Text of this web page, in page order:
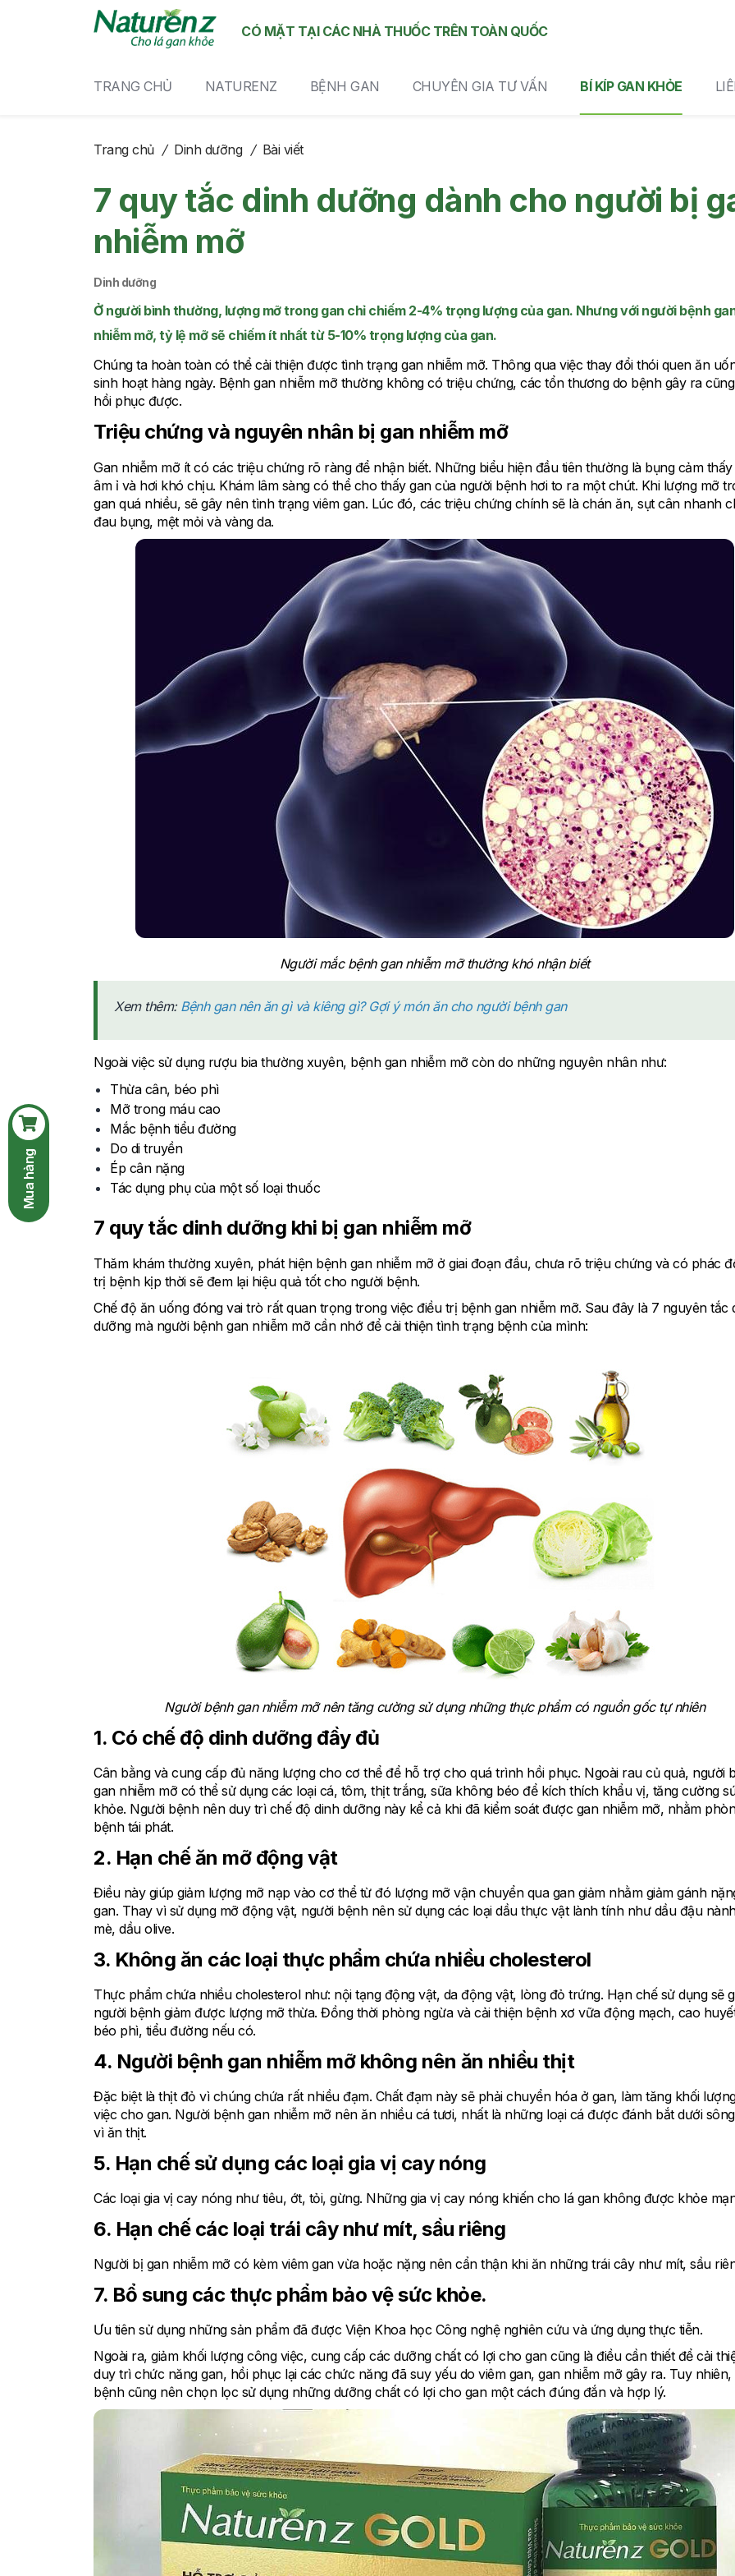
CÓ MẶT TẠI CÁC NHÀ THUỐC TRÊN TOÀN QUỐC
TRANG CHỦ NATURENZ BỆNH GAN CHUYÊN GIA TƯ VẤN BÍ KÍP GAN KHỎE
Mua hàng
Trang chủ / Dinh dưỡng / Bài viết
7 quy tắc dinh dưỡng dành cho người bị
nhiễm mỡ
Dinh dưỡng
Ở người bình thường, lượng mỡ trong gan chỉ chiếm 2-4% trọng lượng của gan. Nhưng với người bệnh
nhiễm mỡ, tỷ lệ mỡ sẽ chiếm ít nhất từ 5-10% trọng lượng của gan.
Chúng ta hoàn toàn có thể cải thiện được tình trạng gan nhiễm mỡ. Thông qua việc thay đổi thói quen ăn
sinh hoạt hàng ngày. Bệnh gan nhiễm mỡ thường không có triệu chứng, các tổn thương do bệnh gây ra
hồi phục được.
Triệu chứng và nguyên nhân bị gan nhiễm mỡ
Gan nhiễm mỡ ít có các triệu chứng rõ ràng để nhận biết. Những biểu hiện đầu tiên thường là bụng cảm
âm ỉ và hơi khó chịu. Khám lâm sàng có thể cho thấy gan của người bệnh hơi to ra một chút. Khi lượng mỡ
gan quá nhiều, sẽ gây nên tình trạng viêm gan. Lúc đó, các triệu chứng chính sẽ là chán ăn, sụt cân nhanh
đau bụng, mệt mỏi và vàng da.
Người mắc bệnh gan nhiễm mỡ thường khó nhận biết
Xem thêm: Bệnh gan nên ăn gì và kiêng gì? Gợi ý món ăn cho người bệnh gan
Ngoài việc sử dụng rượu bia thường xuyên, bệnh gan nhiễm mỡ còn do những nguyên nhân như:
Thừa cân, béo phì
Mỡ trong máu cao
Mắc bệnh tiểu đường
Do di truyền
Ép cân nặng
Tác dụng phụ của một số loại thuốc
7 quy tắc dinh dưỡng khi bị gan nhiễm mỡ
Thăm khám thường xuyên, phát hiện bệnh gan nhiễm mỡ ở giai đoạn đầu, chưa rõ triệu chứng và có phác
trị bệnh kịp thời sẽ đem lại hiệu quả tốt cho người bệnh.
Chế độ ăn uống đóng vai trò rất quan trọng trong việc điều trị bệnh gan nhiễm mỡ. Sau đây là 7 nguyên tắc
dưỡng mà người bệnh gan nhiễm mỡ cần nhớ để cải thiện tình trạng bệnh của mình:
Người bệnh gan nhiễm mỡ nên tăng cường sử dụng những thực phẩm có nguồn gốc tự nhiên
1. Có chế độ dinh dưỡng đầy đủ
Cân bằng và cung cấp đủ năng lượng cho cơ thể để hỗ trợ cho quá trình hồi phục. Ngoài rau củ quả, người
gan nhiễm mỡ có thể sử dụng các loại cá, tôm, thịt trắng, sữa không béo để kích thích khẩu vị, tăng cường
khỏe. Người bệnh nên duy trì chế độ dinh dưỡng này kể cả khi đã kiểm soát được gan nhiễm mỡ, nhằm
bệnh tái phát.
2. Hạn chế ăn mỡ động vật
Điều này giúp giảm lượng mỡ nạp vào cơ thể từ đó lượng mỡ vận chuyển qua gan giảm nhằm giảm gánh
gan. Thay vì sử dụng mỡ động vật, người bệnh nên sử dụng các loại dầu thực vật lành tính như dầu đậu
mè, dầu olive.
3. Không ăn các loại thực phẩm chứa nhiều cholesterol
Thực phẩm chứa nhiều cholesterol như: nội tạng động vật, da động vật, lòng đỏ trứng. Hạn chế sử dụng sẽ
người bệnh giảm được lượng mỡ thừa. Đồng thời phòng ngừa và cải thiện bệnh xơ vữa động mạch, cao
béo phì, tiểu đường nếu có.
4. Người bệnh gan nhiễm mỡ không nên ăn nhiều thịt
Đặc biệt là thịt đỏ vì chúng chứa rất nhiều đạm. Chất đạm này sẽ phải chuyển hóa ở gan, làm tăng khối
việc cho gan. Người bệnh gan nhiễm mỡ nên ăn nhiều cá tươi, nhất là những loại cá được đánh bắt dưới
vì ăn thịt.
5. Hạn chế sử dụng các loại gia vị cay nóng
Các loại gia vị cay nóng như tiêu, ớt, tỏi, gừng. Những gia vị cay nóng khiến cho lá gan không được khỏe
6. Hạn chế các loại trái cây như mít, sầu riêng
Người bị gan nhiễm mỡ có kèm viêm gan vừa hoặc nặng nên cẩn thận khi ăn những trái cây như mít, sầu
7. Bổ sung các thực phẩm bảo vệ sức khỏe.
Ưu tiên sử dụng những sản phẩm đã được Viện Khoa học Công nghệ nghiên cứu và ứng dụng thực tiễn.
Ngoài ra, giảm khối lượng công việc, cung cấp các dưỡng chất có lợi cho gan cũng là điều cần thiết để cải
duy trì chức năng gan, hồi phục lại các chức năng đã suy yếu do viêm gan, gan nhiễm mỡ gây ra. Tuy nhiên,
bệnh cũng nên chọn lọc sử dụng những dưỡng chất có lợi cho gan một cách đúng đắn và hợp lý.